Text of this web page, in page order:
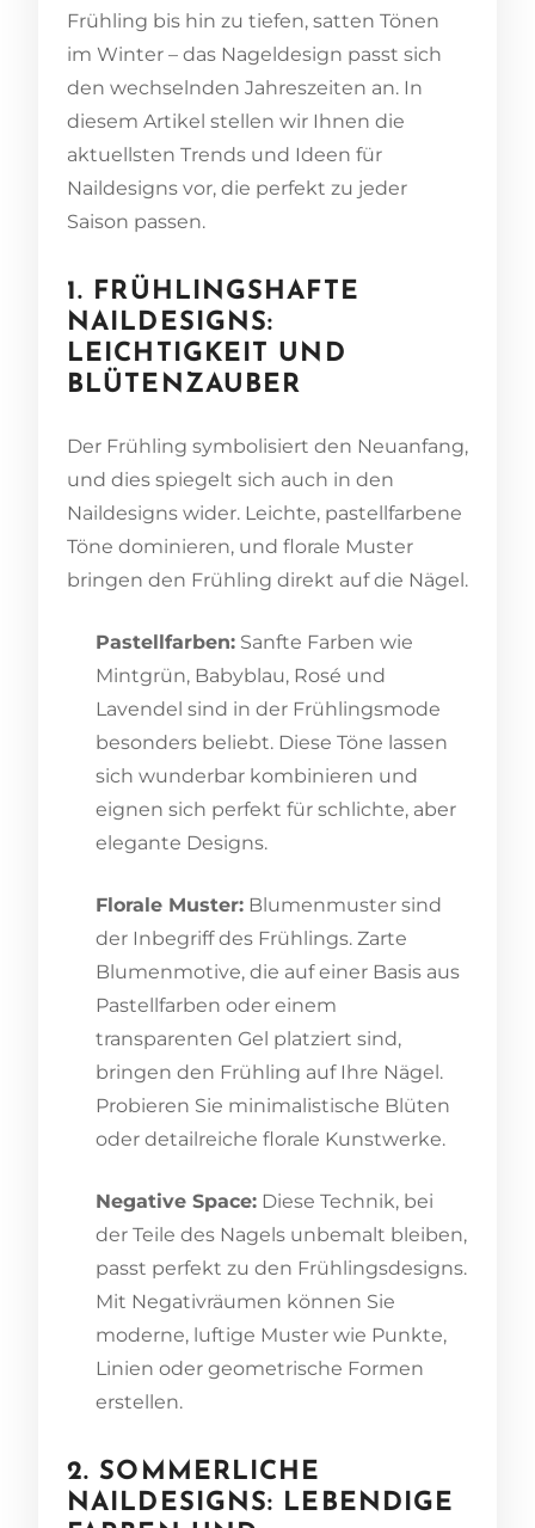
Frühling bis hin zu tiefen, satten Tönen
im Winter – das Nageldesign passt sich
den wechselnden Jahreszeiten an. In
diesem Artikel stellen wir Ihnen die
aktuellsten Trends und Ideen für
Naildesigns vor, die perfekt zu jeder
Saison passen.
1. FRÜHLINGSHAFTE
NAILDESIGNS:
LEICHTIGKEIT UND
BLÜTENZAUBER
Der Frühling symbolisiert den Neuanfang,
und dies spiegelt sich auch in den
Naildesigns wider. Leichte, pastellfarbene
Töne dominieren, und florale Muster
bringen den Frühling direkt auf die Nägel.
Pastellfarben: Sanfte Farben wie
Mintgrün, Babyblau, Rosé und
Lavendel sind in der Frühlingsmode
besonders beliebt. Diese Töne lassen
sich wunderbar kombinieren und
eignen sich perfekt für schlichte, aber
elegante Designs.
Florale Muster: Blumenmuster sind
der Inbegriff des Frühlings. Zarte
Blumenmotive, die auf einer Basis aus
Pastellfarben oder einem
transparenten Gel platziert sind,
bringen den Frühling auf Ihre Nägel.
Probieren Sie minimalistische Blüten
oder detailreiche florale Kunstwerke.
Negative Space: Diese Technik, bei
der Teile des Nagels unbemalt bleiben,
passt perfekt zu den Frühlingsdesigns.
Mit Negativräumen können Sie
moderne, luftige Muster wie Punkte,
Linien oder geometrische Formen
erstellen.
2. SOMMERLICHE
NAILDESIGNS: LEBENDIGE